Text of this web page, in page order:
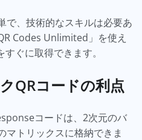
で、技術的なスキルは必要あ
Codes Unlimited」を使え
すぐに取得できます。
QRコードの利点
コードは、2次元のバ
マトリックスに格納できま